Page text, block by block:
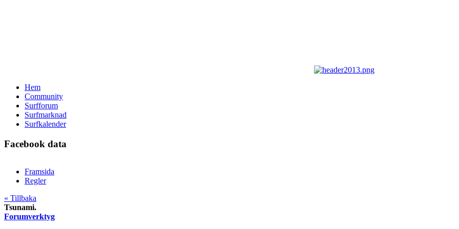
Hem
Community
Surfforum
Surfmarknad
Surfkalender
Facebook data
Framsida
Regler
« Tillbaka
Tsunami.
Forumverktyg